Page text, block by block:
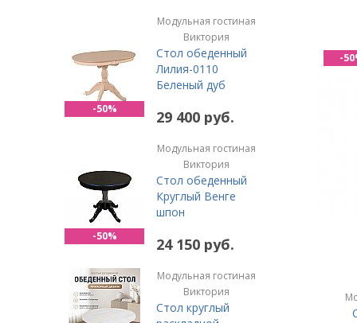
-50%
Модульная гостиная
Виктория
Стол обеденный
Лилия-0110
Беленый дуб
29 400 руб.
-50%
Модульная гостиная
Виктория
Стол обеденный
Круглый Венге
шпон
24 150 руб.
Модульная гостиная
Виктория
Стол круглый
-